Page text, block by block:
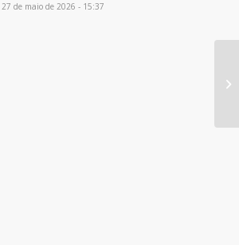
27 de maio de 2026 - 15:37